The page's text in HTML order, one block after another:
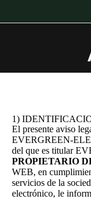
1)
El presente aviso
EVERGREEN-
del que es titular
PROPIETARIO
WEB, en
servicios de la
electrónico, le